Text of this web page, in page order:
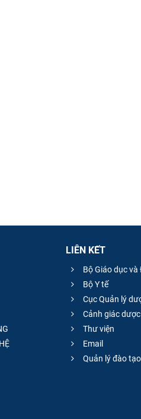
LIÊN KẾT
Bộ Giáo dục
Bộ Y tế
Cục Quản lý
Cảnh giác dược
Thư viện
Email
Quản lý đào tạo